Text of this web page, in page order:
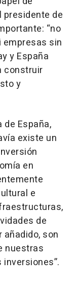
presidente de
“no
sin
y España
construir
y
de España,
existe un
en
e
de
son
nuestras